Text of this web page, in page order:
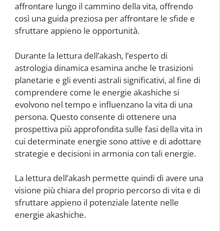
affrontare lungo il cammino della vita, offrendo
così una guida preziosa per affrontare le sfide e
sfruttare appieno le opportunità.
Durante la lettura dell’akash, l’esperto di
astrologia dinamica esamina anche le trasizioni
planetarie e gli eventi astrali significativi, al fine di
comprendere come le energie akashiche si
evolvono nel tempo e influenzano la vita di una
persona. Questo consente di ottenere una
prospettiva più approfondita sulle fasi della vita in
cui determinate energie sono attive e di adottare
strategie e decisioni in armonia con tali energie.
La lettura dell’akash permette quindi di avere una
visione più chiara del proprio percorso di vita e di
sfruttare appieno il potenziale latente nelle
energie akashiche.